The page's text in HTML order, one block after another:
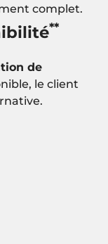
complet.
**
de
le client